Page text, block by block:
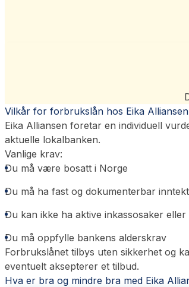
Vilkår for forbrukslån hos Eika Alliansen
Eika Alliansen foretar en individuell
aktuelle lokalbanken.
Vanlige krav:
Du må være bosatt i Norge
Du må ha fast og dokumenterbar inntekt
Du kan ikke ha aktive inkassosaker
Du må oppfylle bankens alderskrav
Forbrukslånet tilbys uten sikkerhet og
eventuelt aksepterer et tilbud.
Hva er bra og mindre bra med Eika